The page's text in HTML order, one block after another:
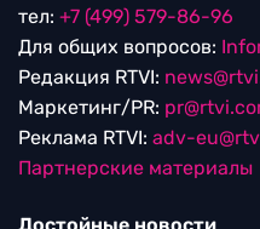
тел: +7 (499) 579-86-96
Для общих вопросов:
Редакция RTVI:
Маркетинг/PR:
Реклама RTVI: adv-
Партнерские материалы